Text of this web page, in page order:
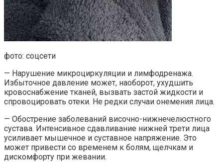
фото: соцсети
— Нарушение микроциркуляции и лимфодренажа.
Избыточное давление может, наоборот, ухудшить
кровоснабжение тканей, вызвать застой жидкости и
спровоцировать отеки. Не редки случаи онемения лица.
— Обострение заболеваний височно-нижнечелюстного
сустава. Интенсивное сдавливание нижней трети лица
усиливает мышечное и суставное напряжение. Это
может привести со временем к болям, щелчкам и
дискомфорту при жевании.